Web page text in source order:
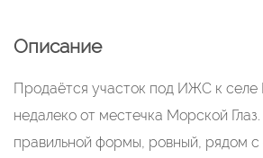
Описание
Продаётся участок под ИЖС к
недалеко от местечка Морской
правильной формы, ровный, рядом